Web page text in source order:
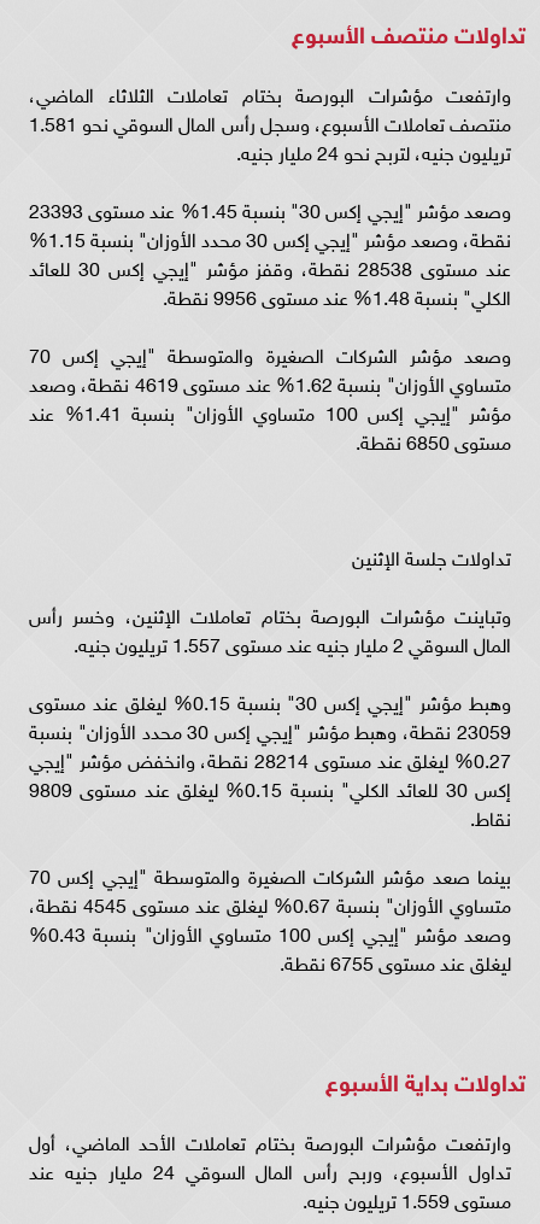
تداولات منتصف الأسبوع
وارتفعت مؤشرات البورصة بختام تعاملات الثلاثاء الماضي،
منتصف تعاملات الأسبوع، وسجل رأس المال السوقي نحو 1.581
تريليون جنيه، لتربح نحو 24 مليار جنيه.
وصعد مؤشر "إيجي إكس 30" بنسبة 1.45% عند مستوى 23393
نقطة، وصعد مؤشر "إيجي إكس 30 محدد الأوزان" بنسبة 1.15%
عند مستوى 28538 نقطة، وقفز مؤشر "إيجي إكس 30 للعائد
الكلي" بنسبة 1.48% عند مستوى 9956 نقطة.
وصعد مؤشر الشركات الصغيرة والمتوسطة "إيجي إكس 70
متساوي الأوزان" بنسبة 1.62% عند مستوى 4619 نقطة، وصعد
مؤشر "إيجي إكس 100 متساوي الأوزان" بنسبة 1.41% عند
مستوى 6850 نقطة.
تداولات جلسة الإثنين
وتباينت مؤشرات البورصة بختام تعاملات الإثنين، وخسر رأس
المال السوقي 2 مليار جنيه عند مستوى 1.557 تريليون جنيه.
وهبط مؤشر "إيجي إكس 30" بنسبة 0.15% ليغلق عند مستوى
23059 نقطة، وهبط مؤشر "إيجي إكس 30 محدد الأوزان" بنسبة
0.27% ليغلق عند مستوى 28214 نقطة، وانخفض مؤشر "إيجي
إكس 30 للعائد الكلي" بنسبة 0.15% ليغلق عند مستوى 9809
نقاط.
بينما صعد مؤشر الشركات الصغيرة والمتوسطة "إيجي إكس 70
متساوي الأوزان" بنسبة 0.67% ليغلق عند مستوى 4545 نقطة،
وصعد مؤشر "إيجي إكس 100 متساوي الأوزان" بنسبة 0.43%
ليغلق عند مستوى 6755 نقطة.
تداولات بداية الأسبوع
وارتفعت مؤشرات البورصة بختام تعاملات الأحد الماضي، أول
تداول الأسبوع، وربح رأس المال السوقي 24 مليار جنيه عند
مستوى 1.559 تريليون جنيه.